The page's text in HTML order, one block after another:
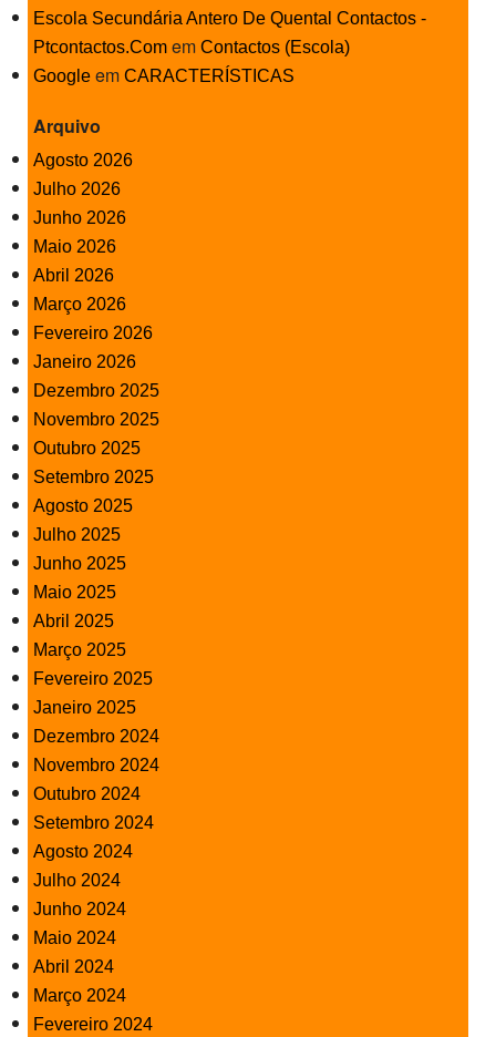
Escola Secundária Antero De Quental Contactos -
Ptcontactos.Com em Contactos (Escola)
Google em CARACTERÍSTICAS
Arquivo
Agosto 2026
Julho 2026
Junho 2026
Maio 2026
Abril 2026
Março 2026
Fevereiro 2026
Janeiro 2026
Dezembro 2025
Novembro 2025
Outubro 2025
Setembro 2025
Agosto 2025
Julho 2025
Junho 2025
Maio 2025
Abril 2025
Março 2025
Fevereiro 2025
Janeiro 2025
Dezembro 2024
Novembro 2024
Outubro 2024
Setembro 2024
Agosto 2024
Julho 2024
Junho 2024
Maio 2024
Abril 2024
Março 2024
Fevereiro 2024